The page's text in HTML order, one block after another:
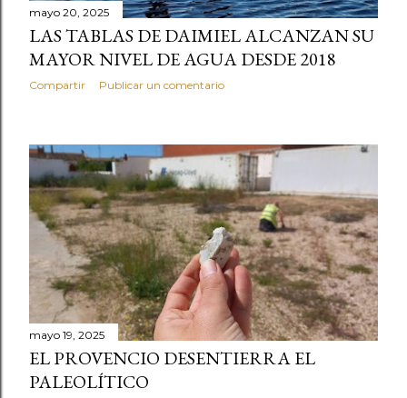
mayo 20, 2025
LAS TABLAS DE DAIMIEL ALCANZAN SU
MAYOR NIVEL DE AGUA DESDE 2018
Compartir Publicar un comentario
mayo 19, 2025
EL PROVENCIO DESENTIERRA EL
PALEOLÍTICO